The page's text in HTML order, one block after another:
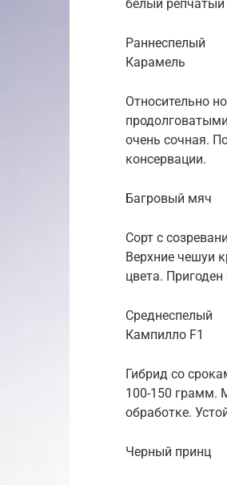
белый репчатый
Раннеспелый
Карамель
Относительно
очень сочная.
консервации.
Багровый мяч
Сорт с
Верхние чешуи
цвета.
Среднеспелый
Кампилло F1
Гибрид со
100-150 грамм.
обработке.
Черный принц